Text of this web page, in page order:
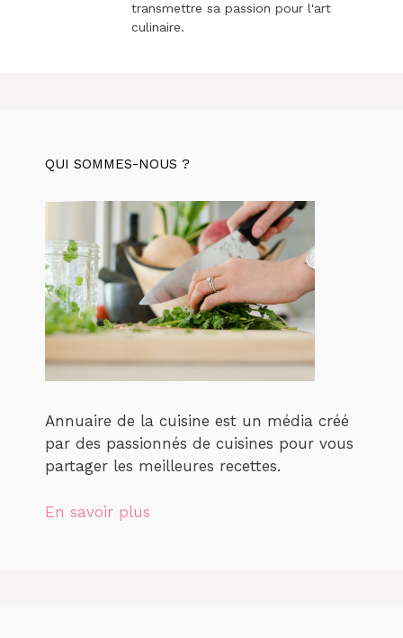
transmettre sa passion pour l'art
culinaire.
QUI SOMMES-NOUS ?
Annuaire de la cuisine est un média créé
par des passionnés de cuisines pour vous
partager les meilleures recettes.
En savoir plus